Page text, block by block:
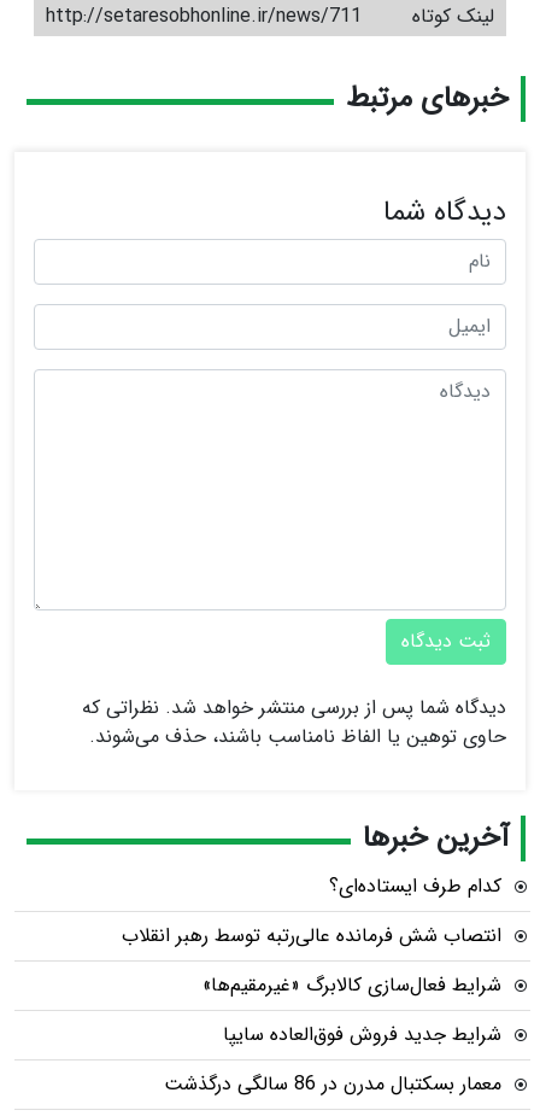
لینک کوتاه http://setaresobhonline.ir/news/711
خبرهای مرتبط
دیدگاه شما
ثبت دیدگاه
دیدگاه شما پس از بررسی منتشر خواهد شد. نظراتی که
حاوی توهین یا الفاظ نامناسب باشند، حذف می‌شوند.
آخرین خبرها
کدام طرف ایستاده‌ای؟
انتصاب شش فرمانده عالی‌رتبه توسط رهبر انقلاب
شرایط فعال‌سازی کالابرگ «غیرمقیم‌ها»
شرایط جدید فروش فوق‌العاده سایپا
معمار بسکتبال مدرن در 86 سالگی درگذشت